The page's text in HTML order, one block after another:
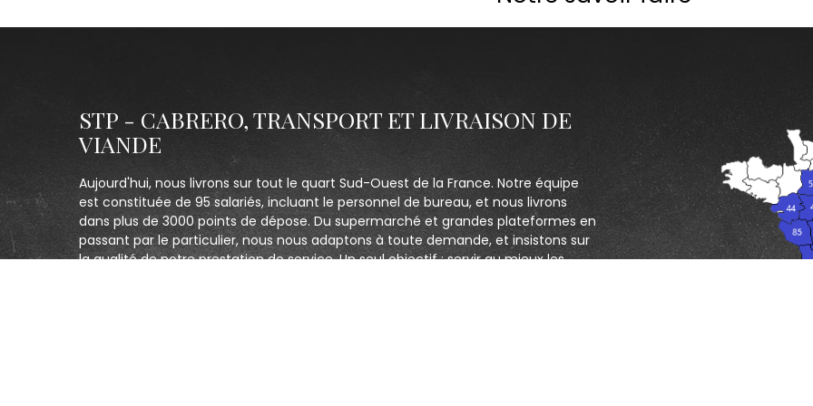
STP - CABRERO, TRANSPORT ET LIVRAISON DE
VIANDE
Aujourd'hui, nous livrons sur tout le quart Sud-Ouest de la France. Notre équipe
est constituée de 95 salariés, incluant le personnel de bureau, et nous livrons
dans plus de 3000 points de dépose. Du supermarché et grandes plateformes en
passant par le particulier, nous nous adaptons à toute demande, et insistons sur
la qualité de notre prestation de service. Un seul objectif : servir au mieux les